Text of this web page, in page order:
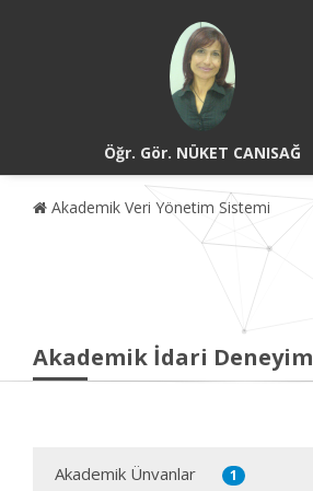
Öğr. Gör. NÜKET CANISAĞ
Akademik Veri Yönetim Sistemi
Akademik İdari Deneyim
Akademik Ünvanlar 1